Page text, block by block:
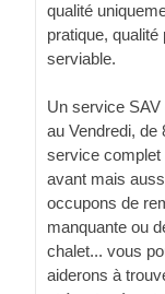
qualité
pratique,
serviable.
Un service
au Vendredi,
service complet
avant mais
occupons de
manquante ou
chalet... vous
aiderons à